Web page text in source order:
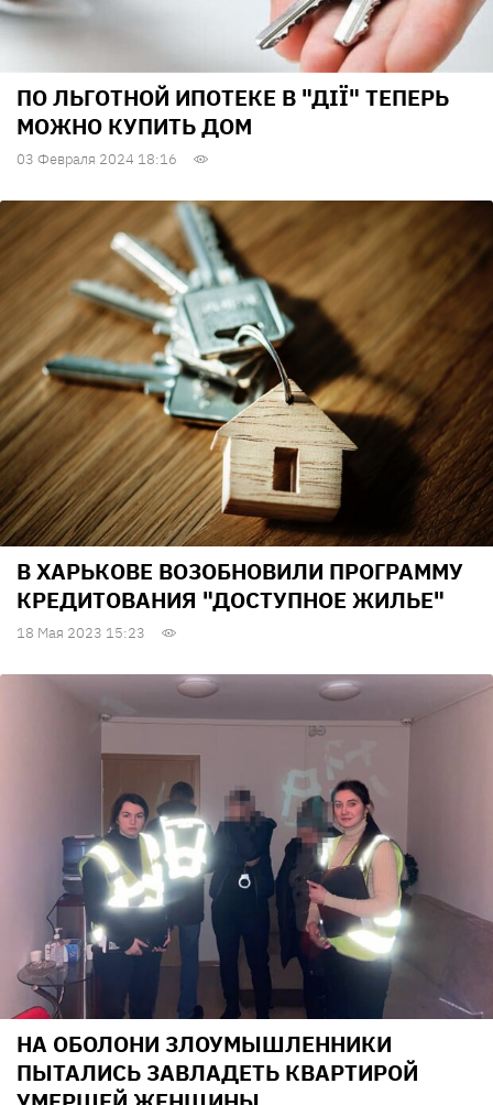
ПО ЛЬГОТНОЙ ИПОТЕКЕ В "ДІЇ" ТЕПЕРЬ
МОЖНО КУПИТЬ ДОМ
03 Февраля 2024 18:16
В ХАРЬКОВЕ ВОЗОБНОВИЛИ ПРОГРАММУ
КРЕДИТОВАНИЯ "ДОСТУПНОЕ ЖИЛЬЕ"
18 Мая 2023 15:23
НА ОБОЛОНИ ЗЛОУМЫШЛЕННИКИ
ПЫТАЛИСЬ ЗАВЛАДЕТЬ КВАРТИРОЙ